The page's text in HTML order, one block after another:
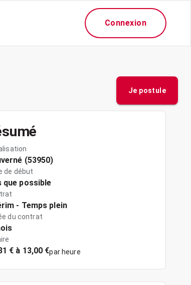
Connexion
Je postule
(53950)
de début
que possible
- Temps plein
du contrat
€ à 13,00 €par heure